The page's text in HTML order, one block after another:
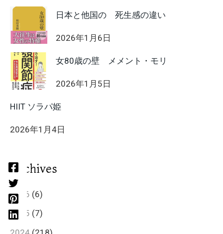
日本と他国の 死生感の違い
2026年1月6日
女80歳の壁 メメント・モリ
2026年1月5日
HIIT ソラパ姫
2026年1月4日
Archives
2026 (6)
2025 (7)